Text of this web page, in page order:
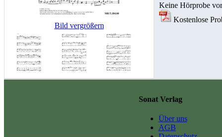
Bild vergrößern
Keine Hörprobe
Kostenlose
Sonat Verlag
Über uns
AGB